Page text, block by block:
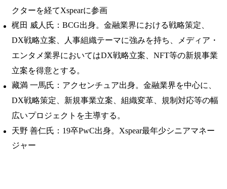
クターを経てXspearに参画
梶田 威人氏：BCG出身。金融業界における戦略策定、
DX戦略立案、人事組織テーマに強みを持ち、メディア・
エンタメ業界においてはDX戦略立案、NFT等の新規事業
立案を得意とする。
藏満 一馬氏：アクセンチュア出身。金融業界を中心に、
DX戦略策定、新規事業立案、組織変革、規制対応等の幅
広いプロジェクトを主導する。
天野 善仁氏：19卒PwC出身。Xspear最年少シニアマネー
ジャー